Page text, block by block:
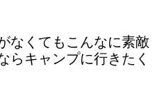
なくてもこんなに素敵
らキャンプに行きたく